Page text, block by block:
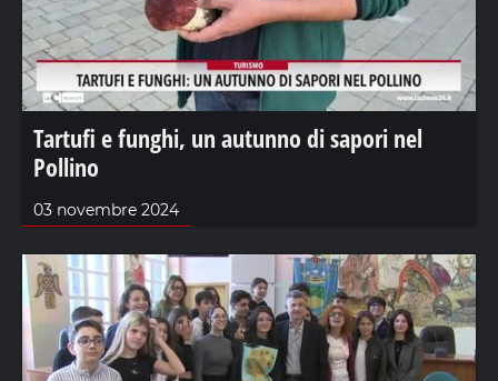
Tartufi e funghi, un autunno di sapori nel
Pollino
03 novembre 2024